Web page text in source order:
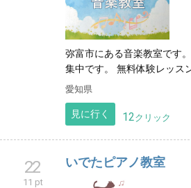
弥富市にある音楽教室です
集中です。 無料体験レッス
愛知県
見に行く 12クリック
22
11 pt
いでたピアノ教室